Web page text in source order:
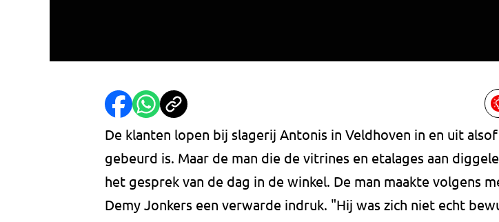
De klanten lopen bij slagerij Antonis in Veldhoven in en uit
gebeurd is. Maar de man die de vitrines en etalages aan
het gesprek van de dag in de winkel. De man maakte volgens
Demy Jonkers een verwarde indruk. "Hij was zich niet echt